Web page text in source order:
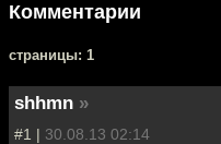
Комментарии
cтраницы: 1
shhmn »
#1 | 30.08.13 02:14